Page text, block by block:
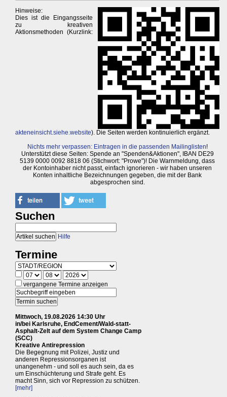
Hinweise:
Dies ist die Eingangsseite
zu kreativen
Aktionsmethoden (Kurzlink:
akteneinsicht.siehe.website). Die Seiten werden kontinuierlich ergänzt.
Nichts mehr verpassen: Eintragen in die passenden Mailinglisten!
Unterstützt diese Seiten: Spende an "Spenden&Aktionen", IBAN DE29
5139 0000 0092 8818 06 (Stichwort: "Prowe")! Die Warnmeldung, dass
der Kontoinhaber nicht passt, einfach ignorieren - wir haben unseren
Konten inhaltliche Bezeichnungen gegeben, die mit der Bank
abgesprochen sind.
Suchen
Hilfe
Termine
vergangene Termine anzeigen
Mittwoch, 19.08.2026 14:30 Uhr
in/bei Karlsruhe, EndCement/Wald-statt-
Asphalt-Zelt auf dem System Change Camp
(SCC)
Kreative Antirepression
Die Begegnung mit Polizei, Justiz und
anderen Repressionsorganen ist
unangenehm - und soll es auch sein, da es
um Einschüchterung und Strafe geht. Es
macht Sinn, sich vor Repression zu schützen.
[mehr]